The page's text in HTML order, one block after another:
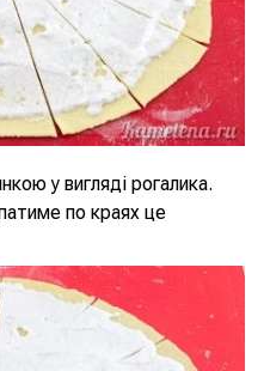
у вигляді рогалика.
по краях це